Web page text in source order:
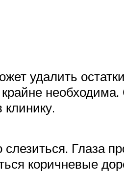
удалить
клинику.
Глаза
коричневые